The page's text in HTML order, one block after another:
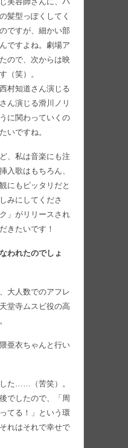
髪型っぽくしてく
ですが、細かい部
ですよね。劇場ア
ので、次からは映
（笑）。
村知道さん演じる
ん演じる滑川ノリ
に関わっていくの
いですね。
、私は音楽にも注
入歌はもちろん、
にもピッタリだと
みにしてくださ
」がリリースされ
きたいです！
われたのでしょ
大人数でのアフレ
堂寺ムスビ役の高
亜衣ちゃんと行い
た……（苦笑）。
でしたので、「周
てる！」という環
れはそれで幸せで